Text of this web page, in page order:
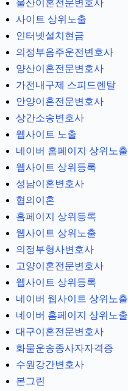
울산이혼전문변호사
사이트 상위노출
인터넷설치현금
의정부음주운전변호사
양산이혼전문변호사
가전내구제 스피드렌탈
안양이혼전문변호사
상간소송변호사
웹사이트 노출
네이버 홈페이지 상위노출
웹사이트 상위등록
성남이혼변호사
협의이혼
홈페이지 상위등록
웹사이트 상위노출
의정부형사변호사
고양이혼전문변호사
웹사이트 상위등록
네이버 웹사이트 상위노출
네이버 홈페이지 상위노출
대구이혼전문변호사
화물운송종사자자격증
수원강간변호사
본그린